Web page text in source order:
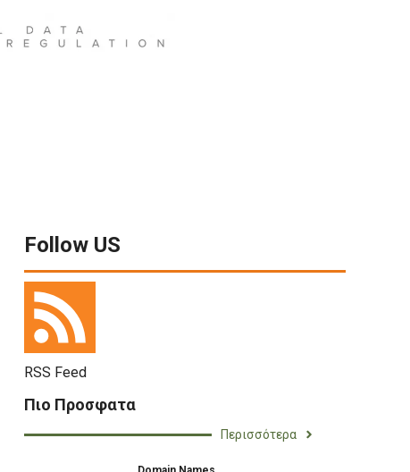
Follow US
RSS Feed
Πιο Προσφατα
Περισσότερα